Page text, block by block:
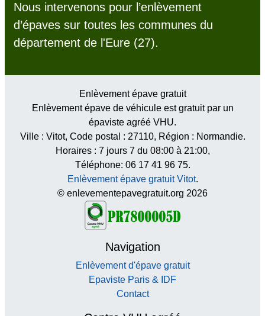
Nous intervenons pour l’enlèvement
d’épaves sur toutes les communes du
département de l'Eure (27).
Enlèvement épave gratuit
Enlèvement épave de véhicule est gratuit par un
épaviste agréé VHU.
Ville : Vitot, Code postal : 27110, Région : Normandie.
Horaires : 7 jours 7 du 08:00 à 21:00,
Téléphone: 06 17 41 96 75.
Enlèvement épave gratuit Vitot.
© enlevementepavegratuit.org 2026
Navigation
Enlèvement d'épave gratuit
Epaviste Paris & IDF
Contact